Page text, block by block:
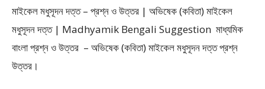
মাইকেল মধুসূদন দত্ত – প্রশ্ন ও উত্তর | অভিষেক (কবিতা) মাইকেল
মধুসূদন দত্ত | Madhyamik Bengali Suggestion মাধ্যমিক
বাংলা প্রশ্ন ও উত্তর – অভিষেক (কবিতা) মাইকেল মধুসূদন দত্ত প্রশ্ন
উত্তর।